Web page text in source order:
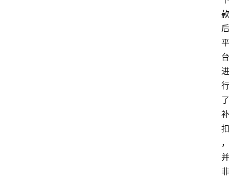
款
后
平
台
进
行
了
补
扣
，
并
非